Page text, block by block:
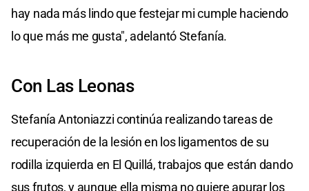
hay nada más lindo que festejar mi cumple haciendo
lo que más me gusta", adelantó Stefanía.
Con Las Leonas
Stefanía Antoniazzi continúa realizando tareas de
recuperación de la lesión en los ligamentos de su
rodilla izquierda en El Quillá, trabajos que están dando
sus frutos, y aunque ella misma no quiere apurar los